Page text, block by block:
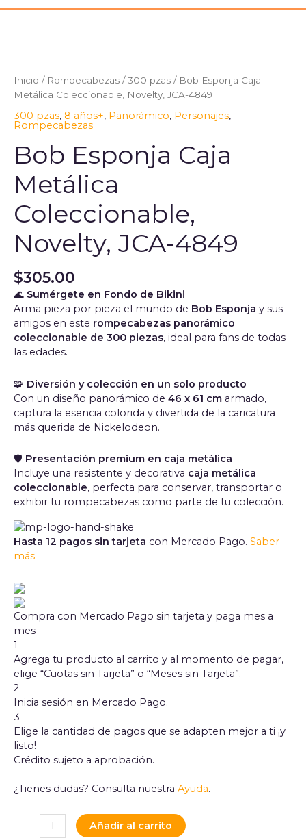
Inicio / Rompecabezas /300 pzas / Bob Esponja Caja
Metálica Coleccionable, Novelty, JCA-4849
300 pzas, 8 años+, Panorámico, Personajes,
Rompecabezas
Bob Esponja Caja
Metálica
Coleccionable,
Novelty, JCA-4849
$305.00
🌊 Sumérgete en Fondo de Bikini
Arma pieza por pieza el mundo de Bob Esponja y sus
amigos en este rompecabezas panorámico
coleccionable de 300 piezas, ideal para fans de todas
las edades.
🧩 Diversión y colección en un solo producto
Con un diseño panorámico de 46 x 61 cm armado,
captura la esencia colorida y divertida de la caricatura
más querida de Nickelodeon.
🛡 Presentación premium en caja metálica
Incluye una resistente y decorativa caja metálica
coleccionable, perfecta para conservar, transportar o
exhibir tu rompecabezas como parte de tu colección.
Hasta 12 pagos sin tarjeta con Mercado Pago. Saber
más
Compra con Mercado Pago sin tarjeta y paga mes a
mes
1
Agrega tu producto al carrito y al momento de pagar,
elige “Cuotas sin Tarjeta” o “Meses sin Tarjeta”.
2
Inicia sesión en Mercado Pago.
3
Elige la cantidad de pagos que se adapten mejor a ti ¡y
listo!
Crédito sujeto a aprobación.
¿Tienes dudas? Consulta nuestra Ayuda.
Metálica
Coleccionable,
JCA-
4849
cantidad
Añadir al carrito